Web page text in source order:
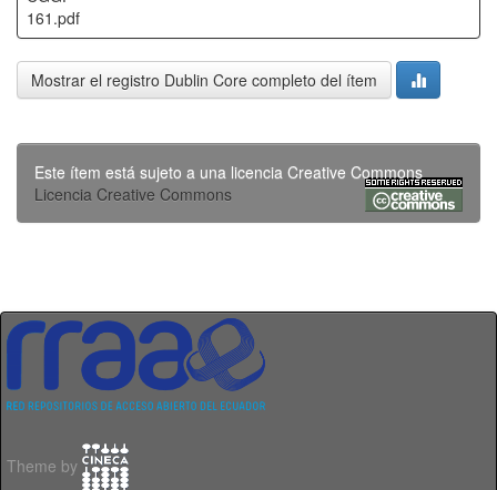
161.pdf
Mostrar el registro Dublin Core completo del ítem
Este ítem está sujeto a una licencia Creative Commons
Licencia Creative Commons
Theme by